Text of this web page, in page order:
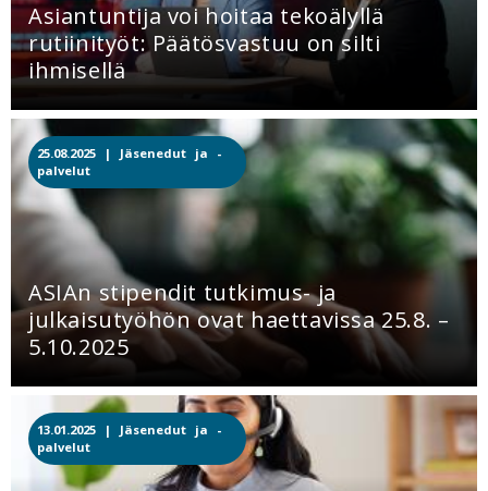
Asiantuntija voi hoitaa tekoälyllä
rutiinityöt: Päätösvastuu on silti
ihmisellä
25.08.2025 | Jäsenedut ja -
palvelut
ASIAn stipendit tutkimus- ja
julkaisutyöhön ovat haettavissa 25.8. –
5.10.2025
13.01.2025 | Jäsenedut ja -
palvelut